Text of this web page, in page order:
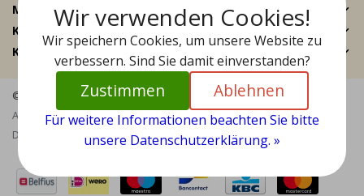
Mein Konto
Kategorien
Kontakt
© Copyright 2026 - Bernstein Specialist | RealisatieInStijl Media
Allgemeine Geschäftsbedingungen|Haftungsausschluss|
Datenschutzrichtlinie| RSS Feed
Wir verwenden Cookies!
Wir speichern Cookies, um unsere Website zu
verbessern. Sind Sie damit einverstanden?
Zustimmen Ablehnen
Für weitere Informationen beachten Sie bitte
unsere Datenschutzerklärung. »